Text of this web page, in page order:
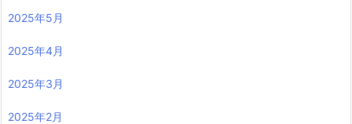
2025年5月
2025年4月
2025年3月
2025年2月